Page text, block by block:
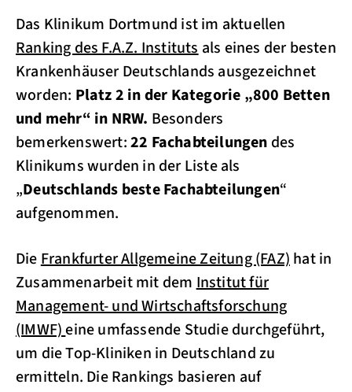
Das Klinikum Dortmund ist im aktuellen
Ranking des F.A.Z. Institutsals eines der besten
Krankenhäuser Deutschlands ausgezeichnet
worden: Platz 2 in der Kategorie „800 Betten
und mehr“ in NRW. Besonders
bemerkenswert:22 Fachabteilungen des
Klinikums wurden in der Liste als
„Deutschlands beste Fachabteilungen“
aufgenommen.
DieFrankfurter Allgemeine Zeitung (FAZ)hat in
Zusammenarbeit mit demInstitut für
Management- und Wirtschaftsforschung
(IMWF)eine umfassende Studie durchgeführt,
um die Top-Kliniken in Deutschland zu
ermitteln. Die Rankings basieren auf